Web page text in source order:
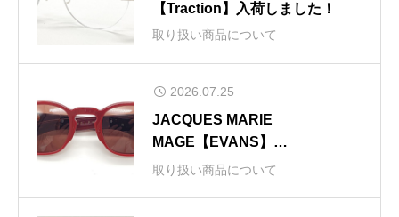
【Traction】入荷しました！
取り扱い商品について
2026.07.25
JACQUES MARIE
MAGE【EVANS】
【ZEPHIRIN(47)】
取り扱い商品について